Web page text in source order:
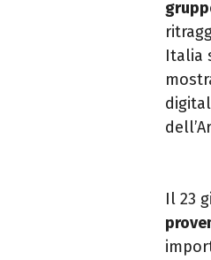
Italia
Il 23